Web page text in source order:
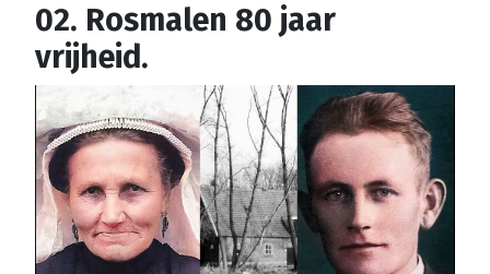
02. Rosmalen 80 jaar
vrijheid.